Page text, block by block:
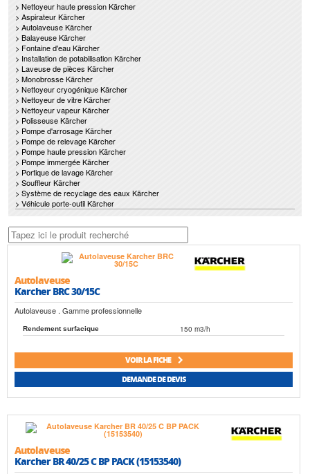
> Nettoyeur haute pression Kärcher
> Aspirateur Kärcher
> Autolaveuse Kärcher
> Balayeuse Kärcher
> Fontaine d'eau Kärcher
> Installation de potabilisation Kärcher
> Laveuse de pièces Kärcher
> Monobrosse Kärcher
> Nettoyeur cryogénique Kärcher
> Nettoyeur de vitre Kärcher
> Nettoyeur vapeur Kärcher
> Polisseuse Kärcher
> Pompe d'arrosage Kärcher
> Pompe de relevage Kärcher
> Pompe haute pression Kärcher
> Pompe immergée Kärcher
> Portique de lavage Kärcher
> Souffleur Kärcher
> Système de recyclage des eaux Kärcher
> Véhicule porte-outil Kärcher
Autolaveuse
Karcher BRC 30/15C
Autolaveuse . Gamme professionnelle
Rendement surfacique 150 m3/h
VOIR LA FICHE
DEMANDE DE DEVIS
Autolaveuse
Karcher BR 40/25 C BP PACK (15153540)